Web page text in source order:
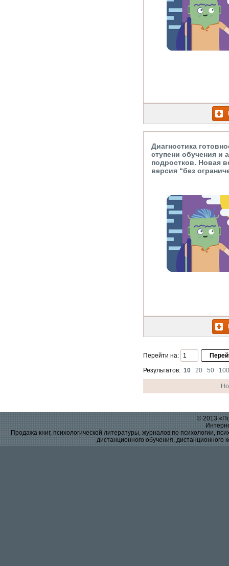
Диагностика
ступени обучения и
подростков. Новая
версия “без
Перейти на:
Результатов: 10 20 50 100
© 2013
Продажа книг, психологической литературы, журналов по психологии,
дистанционного обучения, дистанционного